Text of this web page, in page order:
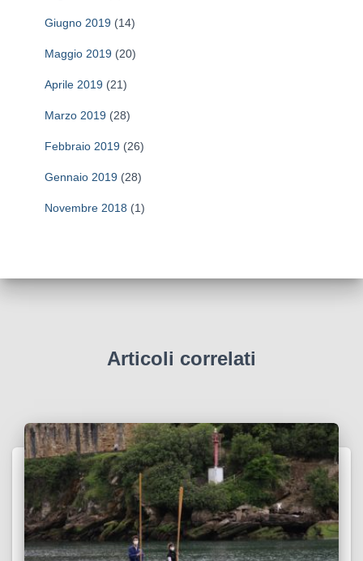
Giugno 2019 (14)
Maggio 2019 (20)
Aprile 2019 (21)
Marzo 2019 (28)
Febbraio 2019 (26)
Gennaio 2019 (28)
Novembre 2018 (1)
Articoli correlati